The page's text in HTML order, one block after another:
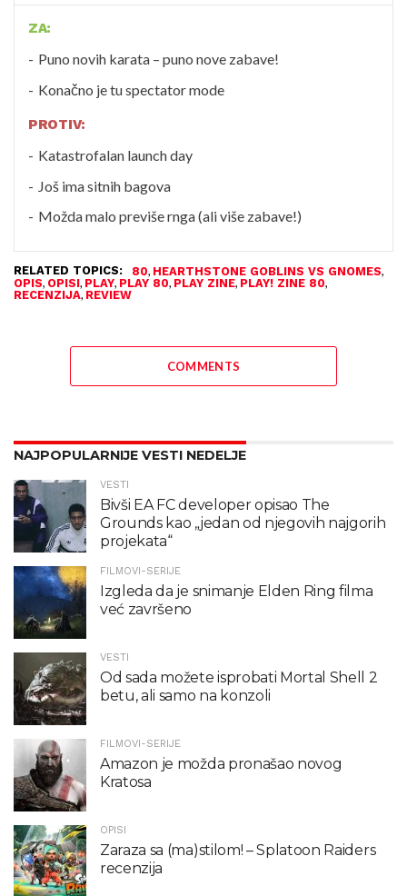
ZA:
Puno novih karata – puno nove zabave!
Konačno je tu spectator mode
PROTIV:
Katastrofalan launch day
Još ima sitnih bagova
Možda malo previše rnga (ali više zabave!)
RELATED TOPICS: 80, HEARTHSTONE GOBLINS VS GNOMES,
OPIS, OPISI, PLAY, PLAY 80, PLAY ZINE, PLAY! ZINE 80,
RECENZIJA, REVIEW
COMMENTS
NAJPOPULARNIJE VESTI NEDELJE
VESTI
Bivši EA FC developer opisao The
Grounds kao „jedan od njegovih najgorih
projekata“
FILMOVI-SERIJE
Izgleda da je snimanje Elden Ring filma
već završeno
VESTI
Od sada možete isprobati Mortal Shell 2
betu, ali samo na konzoli
FILMOVI-SERIJE
Amazon je možda pronašao novog
Kratosa
OPISI
Zaraza sa (ma)stilom! – Splatoon Raiders
recenzija